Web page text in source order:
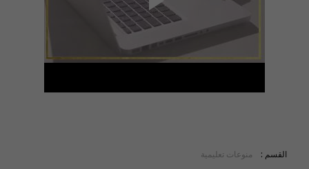
القسم : منوعات تعليمية